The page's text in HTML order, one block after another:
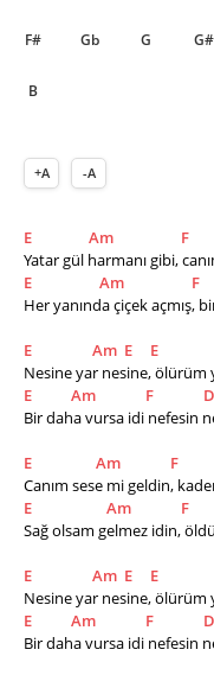
F# Gb G G#
B
+A -A
E Am F
Yatar gül harmanı gibi,
E
Am F
Her yanında çiçek açmış,
E Am E E
Nesine yar nesine,
E
Am F
Bir daha vursa idi nefesin
E Am F
Canım sese mi geldin,
E
Am F
Sağ olsam gelmez idin,
E Am E E
Nesine yar nesine,
E
Am F
Bir daha vursa idi nefesin